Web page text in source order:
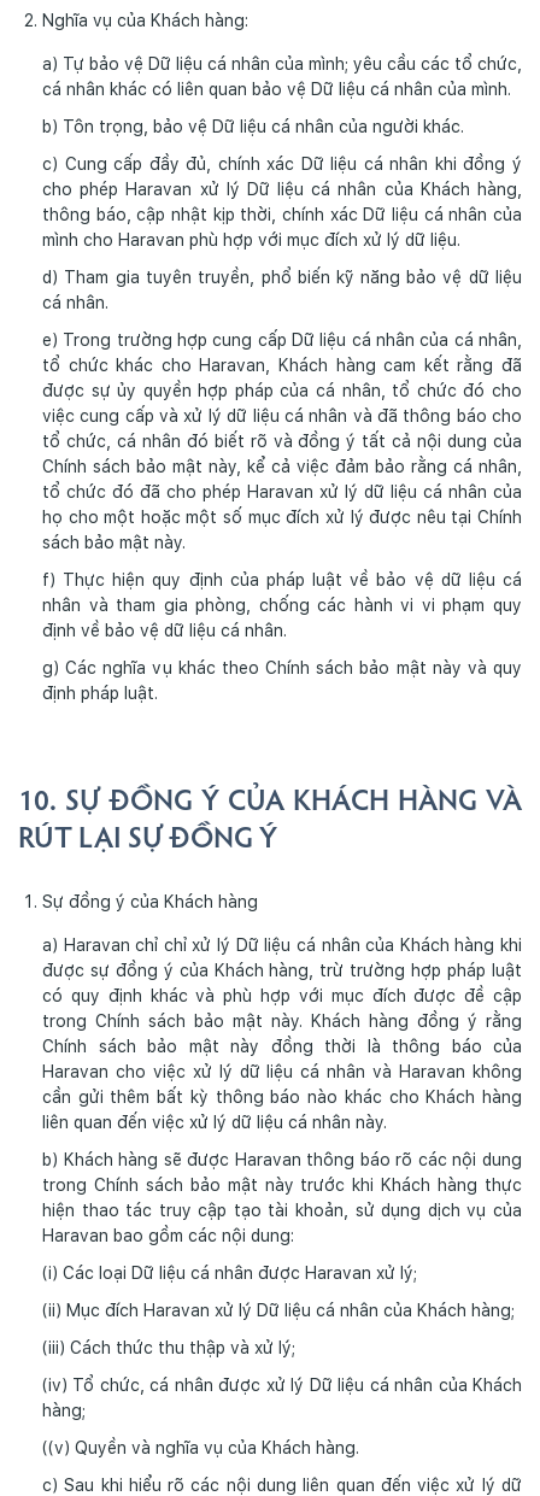
Nghĩa vụ của Khách hàng:
a) Tự bảo vệ Dữ liệu cá nhân của mình; yêu cầu các tổ chức,
cá nhân khác có liên quan bảo vệ Dữ liệu cá nhân của mình.
b) Tôn trọng, bảo vệ Dữ liệu cá nhân của người khác.
c) Cung cấp đầy đủ, chính xác Dữ liệu cá nhân khi đồng ý
cho phép Haravan xử lý Dữ liệu cá nhân của Khách hàng,
thông báo, cập nhật kịp thời, chính xác Dữ liệu cá nhân của
mình cho Haravan phù hợp với mục đích xử lý dữ liệu.
d) Tham gia tuyên truyền, phổ biến kỹ năng bảo vệ dữ liệu
cá nhân.
e) Trong trường hợp cung cấp Dữ liệu cá nhân của cá nhân,
tổ chức khác cho Haravan, Khách hàng cam kết rằng đã
được sự ủy quyền hợp pháp của cá nhân, tổ chức đó cho
việc cung cấp và xử lý dữ liệu cá nhân và đã thông báo cho
tổ chức, cá nhân đó biết rõ và đồng ý tất cả nội dung của
Chính sách bảo mật này, kể cả việc đảm bảo rằng cá nhân,
tổ chức đó đã cho phép Haravan xử lý dữ liệu cá nhân của
họ cho một hoặc một số mục đích xử lý được nêu tại Chính
sách bảo mật này.
f) Thực hiện quy định của pháp luật về bảo vệ dữ liệu cá
nhân và tham gia phòng, chống các hành vi vi phạm quy
định về bảo vệ dữ liệu cá nhân.
g) Các nghĩa vụ khác theo Chính sách bảo mật này và quy
định pháp luật.
10. SỰ ĐỒNG Ý CỦA KHÁCH HÀNG VÀ
RÚT LẠI SỰ ĐỒNG Ý
Sự đồng ý của Khách hàng
a) Haravan chỉ chỉ xử lý Dữ liệu cá nhân của Khách hàng khi
được sự đồng ý của Khách hàng, trừ trường hợp pháp luật
có quy định khác và phù hợp với mục đích được đề cập
trong Chính sách bảo mật này. Khách hàng đồng ý rằng
Chính sách bảo mật này đồng thời là thông báo của
Haravan cho việc xử lý dữ liệu cá nhân và Haravan không
cần gửi thêm bất kỳ thông báo nào khác cho Khách hàng
liên quan đến việc xử lý dữ liệu cá nhân này.
b) Khách hàng sẽ được Haravan thông báo rõ các nội dung
trong Chính sách bảo mật này trước khi Khách hàng thực
hiện thao tác truy cập tạo tài khoản, sử dụng dịch vụ của
Haravan bao gồm các nội dung:
(i) Các loại Dữ liệu cá nhân được Haravan xử lý;
(ii) Mục đích Haravan xử lý Dữ liệu cá nhân của Khách hàng;
(iii) Cách thức thu thập và xử lý;
(iv) Tổ chức, cá nhân được xử lý Dữ liệu cá nhân của Khách
hàng;
((v) Quyền và nghĩa vụ của Khách hàng.
c) Sau khi hiểu rõ các nội dung liên quan đến việc xử lý dữ